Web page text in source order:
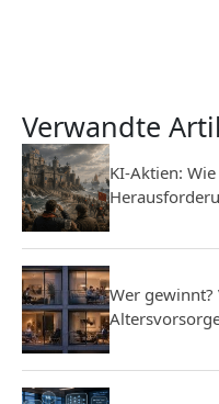
Verwandte
KI-Aktien:
Wer